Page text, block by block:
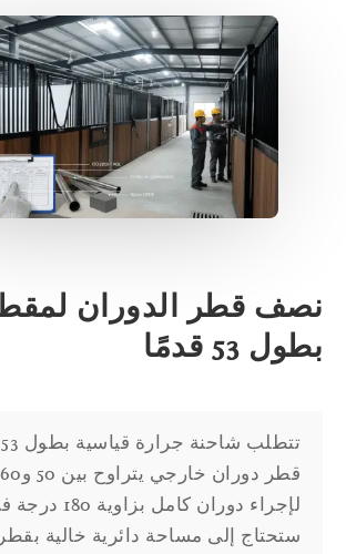
قطر الدوران
53 قدمًا
تتطلب شاحنة
قطر دوران خارجي
لإجراء دوران كامل بزاوية
ستحتاج إلى مساحة دائرية خالية بقطر